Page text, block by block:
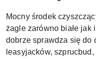
Mocny środek
żagle zarówno białe jak
dobrze sprawdza się do
leasyjacków,